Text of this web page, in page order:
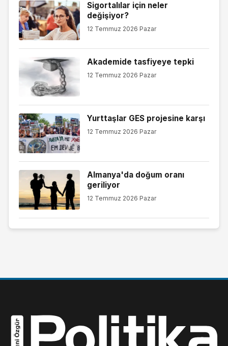
Sigortalılar için neler
değişiyor?
12 Temmuz 2026 Pazar
Akademide tasfiyeye tepki
12 Temmuz 2026 Pazar
Yurttaşlar GES projesine karşı
12 Temmuz 2026 Pazar
Almanya'da doğum oranı
geriliyor
12 Temmuz 2026 Pazar